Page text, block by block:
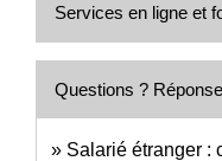
Services en ligne et
Questions ?
Salarié étranger :